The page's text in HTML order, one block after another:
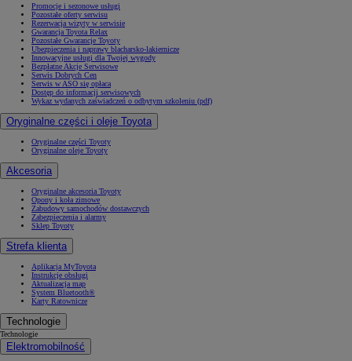
Promocje i sezonowe usługi
Pozostałe oferty serwisu
Rezerwacja wizyty w serwisie
Gwarancja Toyota Relax
Pozostałe Gwarancje Toyoty
Ubezpieczenia i naprawy blacharsko-lakiernicze
Innowacyjne usługi dla Twojej wygody
Bezpłatne Akcje Serwisowe
Serwis Dobrych Cen
Serwis w ASO się opłaca
Dostęp do informacji serwisowych
Wykaz wydanych zaświadczeń o odbytym szkoleniu (pdf)
Oryginalne części i oleje Toyota
Oryginalne części Toyoty
Oryginalne oleje Toyoty
Akcesoria
Oryginalne akcesoria Toyoty
Opony i koła zimowe
Zabudowy samochodów dostawczych
Zabezpieczenia i alarmy
Sklep Toyoty
Strefa klienta
Aplikacja MyToyota
Instrukcje obsługi
Aktualizacja map
System Bluetooth®
Karty Ratownicze
Technologie
Technologie
Elektromobilność